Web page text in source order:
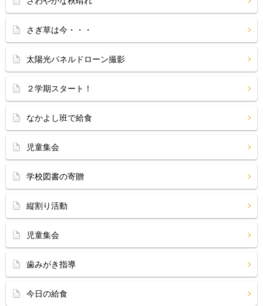
さぎ草は今・・・
太陽光パネルドローン撮影
２学期スタート！
なかよし班で給食
児童集会
学校図書の寄贈
縦割り活動
児童集会
歯みがき指導
今日の給食